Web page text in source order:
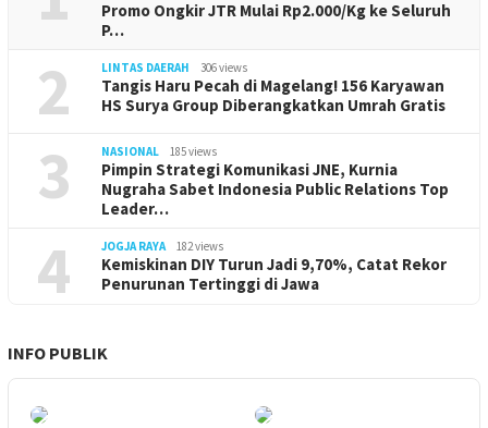
Promo Ongkir JTR Mulai Rp2.000/Kg ke Seluruh
P…
2 LINTAS DAERAH 306 views
Tangis Haru Pecah di Magelang! 156 Karyawan
HS Surya Group Diberangkatkan Umrah Gratis
3 NASIONAL 185 views
Pimpin Strategi Komunikasi JNE, Kurnia
Nugraha Sabet Indonesia Public Relations Top
Leader…
4 JOGJA RAYA 182 views
Kemiskinan DIY Turun Jadi 9,70%, Catat Rekor
Penurunan Tertinggi di Jawa
INFO PUBLIK